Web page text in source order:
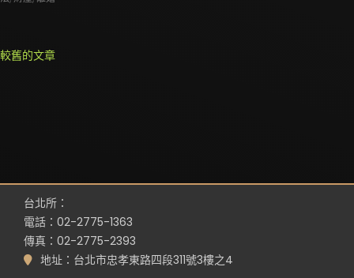
文
較舊的文章
台北所：
電話：02-2775-1363
傳真：02-2775-2393
地址：台北市忠孝東路四段311號3樓之4